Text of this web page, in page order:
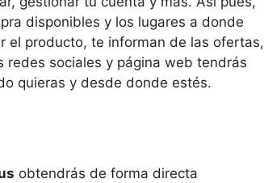
disponibles y los lugares a donde
el producto, te informan de las ofertas,
redes sociales y página web tendrás
quieras y desde donde estés.
obtendrás de forma directa